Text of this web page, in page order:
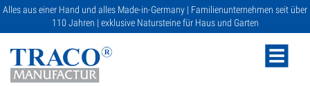
Alles aus einer Hand und alles Made-in-Germany | Familienunternehmen seit über
110 Jahren | exklusive Natursteine für Haus und Garten